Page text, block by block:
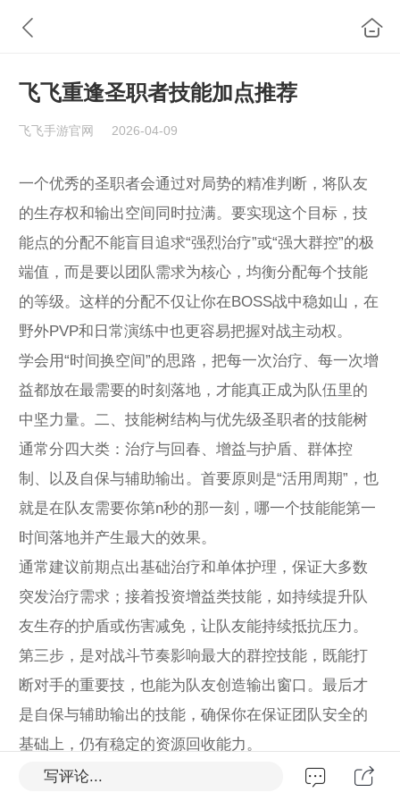
飞飞重逢圣职者技能加点推荐
飞飞手游官网 2026-04-09
一个优秀的圣职者会通过对局势的精准判断，将队友
的生存权和输出空间同时拉满。要实现这个目标，技
能点的分配不能盲目追求“强烈治疗”或“强大群控”的极
端值，而是要以团队需求为核心，均衡分配每个技能
的等级。这样的分配不仅让你在BOSS战中稳如山，在
野外PVP和日常演练中也更容易把握对战主动权。
学会用“时间换空间”的思路，把每一次治疗、每一次增
益都放在最需要的时刻落地，才能真正成为队伍里的
中坚力量。二、技能树结构与优先级圣职者的技能树
通常分四大类：治疗与回春、增益与护盾、群体控
制、以及自保与辅助输出。首要原则是“活用周期”，也
就是在队友需要你第n秒的那一刻，哪一个技能能第一
时间落地并产生最大的效果。
通常建议前期点出基础治疗和单体护理，保证大多数
突发治疗需求；接着投资增益类技能，如持续提升队
友生存的护盾或伤害减免，让队友能持续抵抗压力。
第三步，是对战斗节奏影响最大的群控技能，既能打
断对手的重要技，也能为队友创造输出窗口。最后才
是自保与辅助输出的技能，确保你在保证团队安全的
基础上，仍有稳定的资源回收能力。
具体到版本平衡，若团队偏脆，优先提升群体治疗容
写评论...